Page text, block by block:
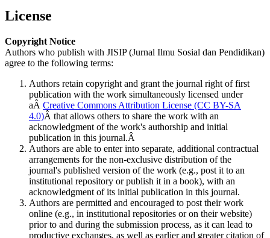
License
Copyright Notice
Authors who publish with JISIP (Jurnal Ilmu Sosial dan Pendidikan)
agree to the following terms:
Authors retain copyright and grant the journal right of first
publication with the work simultaneously licensed under
aÂ Creative Commons Attribution License (CC BY-SA
4.0)Â that allows others to share the work with an
acknowledgment of the work's authorship and initial
publication in this journal.Â
Authors are able to enter into separate, additional contractual
arrangements for the non-exclusive distribution of the
journal's published version of the work (e.g., post it to an
institutional repository or publish it in a book), with an
acknowledgment of its initial publication in this journal.
Authors are permitted and encouraged to post their work
online (e.g., in institutional repositories or on their website)
prior to and during the submission process, as it can lead to
productive exchanges, as well as earlier and greater citation of